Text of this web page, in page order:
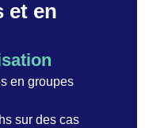
et en
en groupes
sur des cas